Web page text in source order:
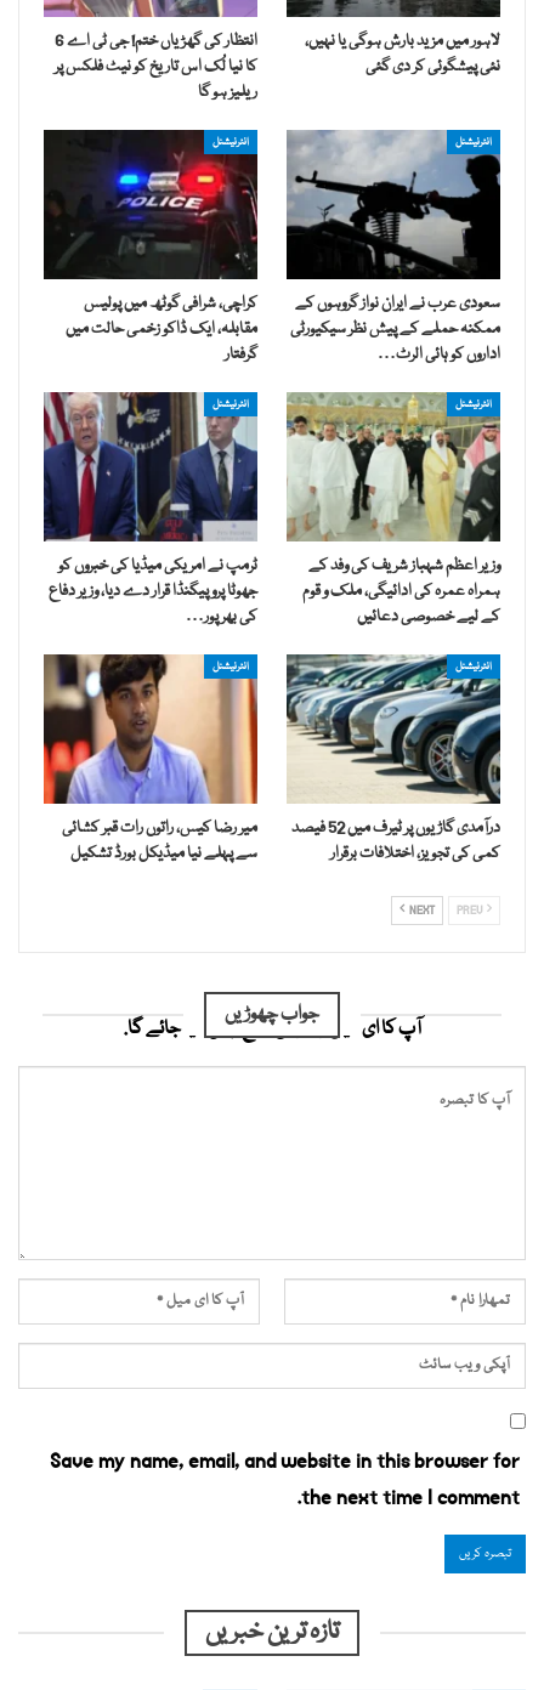
لاہور میں مزید بارش ہوگی یا نہیں،
نئی پیشگوئی کر دی گئی
انتظار کی گھڑیاں ختم! جی ٹی اے 6
کا نیا لُک اس تاریخ کو نیٹ فلکس پر
ریلیز ہو گا
انٹرنیشنل
سعودی عرب نے ایران نواز گروہوں کے
ممکنہ حملے کے پیش نظر سیکیورٹی
اداروں کو ہائی الرٹ…
انٹرنیشنل
کراچی، شرافی گوٹھ میں پولیس
مقابلہ، ایک ڈاکو زخمی حالت میں
گرفتار
انٹرنیشنل
وزیر اعظم شہباز شریف کی وفد کے
ہمراہ عمرہ کی ادائیگی، ملک و قوم
کے لیے خصوصی دعائیں
انٹرنیشنل
ٹرمپ نے امریکی میڈیا کی خبروں کو
جھوٹا پروپیگنڈا قرار دے دیا، وزیر دفاع
کی بھرپور…
انٹرنیشنل
درآمدی گاڑیوں پر ٹیرف میں 52 فیصد
کمی کی تجویز، اختلافات برقرار
انٹرنیشنل
میر رضا کیس، راتوں رات قبر کشائی
سے پہلے نیا میڈیکل بورڈ تشکیل
NEXT
جواب چھوڑیں
آپ کا ای میل ایڈریس شائع نہیں کیا جائے گا.
Save my name, email, and website in this browser for
the next time I comment.
تازہ ترین خبریں